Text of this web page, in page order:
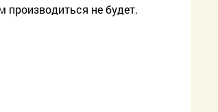
производиться не будет.